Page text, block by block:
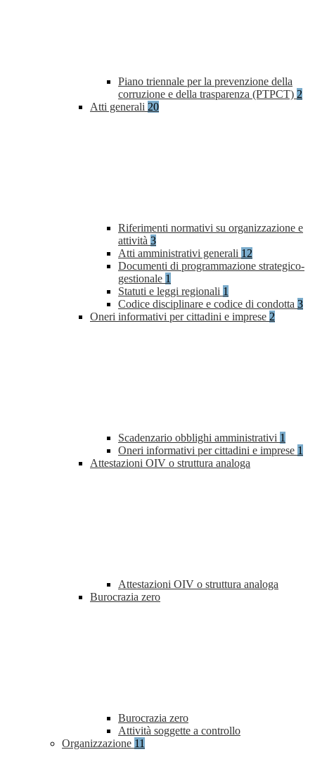
Piano triennale per la prevenzione della
corruzione e della trasparenza (PTPCT) 2
Atti generali 20
Riferimenti normativi su organizzazione e
attività 3
Atti amministrativi generali 12
Documenti di programmazione strategico-
gestionale 1
Statuti e leggi regionali 1
Codice disciplinare e codice di condotta 3
Oneri informativi per cittadini e imprese 2
Scadenzario obblighi amministrativi 1
Oneri informativi per cittadini e imprese 1
Attestazioni OIV o struttura analoga
Attestazioni OIV o struttura analoga
Burocrazia zero
Burocrazia zero
Attività soggette a controllo
Organizzazione 11